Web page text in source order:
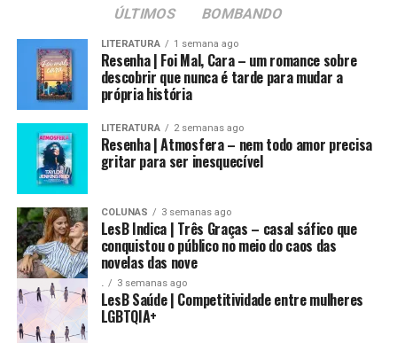
ÚLTIMOS BOMBANDO
LITERATURA 1 semana ago
Resenha | Foi Mal, Cara – um romance sobre
descobrir que nunca é tarde para mudar a
própria história
LITERATURA 2 semanas ago
Resenha | Atmosfera – nem todo amor precisa
gritar para ser inesquecível
COLUNAS 3 semanas ago
LesB Indica | Três Graças – casal sáfico que
conquistou o público no meio do caos das
novelas das nove
. 3 semanas ago
LesB Saúde | Competitividade entre mulheres
LGBTQIA+